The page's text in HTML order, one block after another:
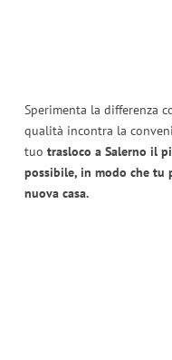
Sperimenta la differenza
qualità incontra la
tuo trasloco a Salerno il
possibile, in modo che tu
nuova casa.